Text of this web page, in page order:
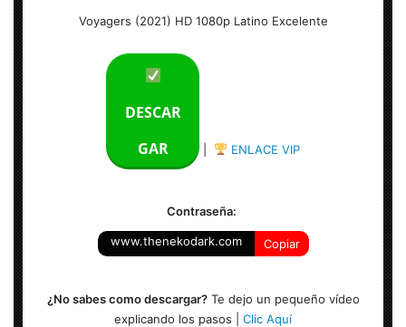
Voyagers (2021) HD 1080p Latino Excelente
DESCAR
GAR
ENLACE VIP
Contraseña:
www.thenekodark.com Copiar
¿No sabes como descargar?Te dejo un pequeño vídeo
explicando los pasos | Clic Aquí